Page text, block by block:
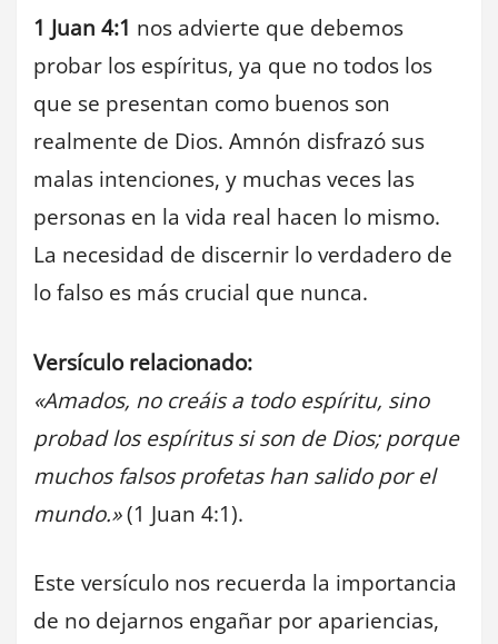
1 Juan 4:1 nos advierte que debemos
probar los espíritus, ya que no todos los
que se presentan como buenos son
realmente de Dios. Amnón disfrazó sus
malas intenciones, y muchas veces las
personas en la vida real hacen lo mismo.
La necesidad de discernir lo verdadero de
lo falso es más crucial que nunca.
Versículo relacionado:
«Amados, no creáis a todo espíritu, sino
probad los espíritus si son de Dios; porque
muchos falsos profetas han salido por el
mundo.»(1 Juan 4:1).
Este versículo nos recuerda la importancia
de no dejarnos engañar por apariencias,